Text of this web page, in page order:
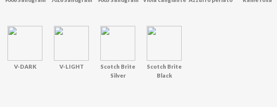
V-DARK V-LIGHT
Scotch Brite
Silver
Scotch Brite
Black